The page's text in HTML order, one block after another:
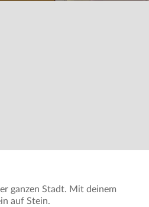
ganzen Stadt. Mit deinem
auf Stein.